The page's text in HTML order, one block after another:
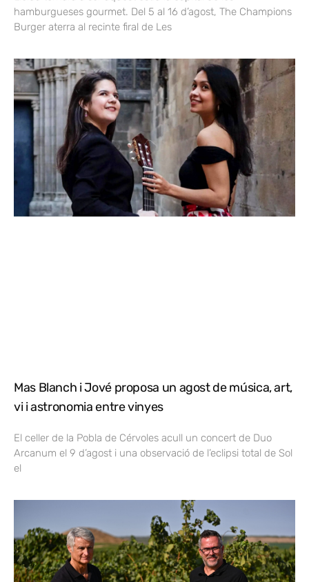
hamburgueses gourmet. Del 5 al 16 d’agost, The Champions
Burger aterra al recinte firal de Les
Mas Blanch i Jové proposa un agost de música, art,
vi i astronomia entre vinyes
El celler de la Pobla de Cérvoles acull un concert de Duo
Arcanum el 9 d’agost i una observació de l’eclipsi total de Sol
el